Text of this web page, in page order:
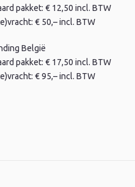
pakket: € 12,50 incl. BTW
€ 50,– incl. BTW
België
pakket: € 17,50 incl. BTW
€ 95,– incl. BTW